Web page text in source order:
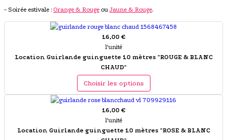
- Soirée estivale : Orange & Rouge ou Jaune & Rouge.
16,00 €
l'unité
Location Guirlande guinguette 10 mètres "ROUGE & BLANC
CHAUD"
Choisir les options
16,00 €
l'unité
Location Guirlande guinguette 10 mètres "ROSE & BLANC